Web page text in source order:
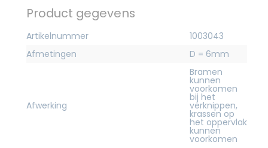
Product gegevens
Artikelnummer
1003043
Afmetingen
D = 6mm
Afwerking
Bramen
kunnen
voorkomen
bij het
verknippen,
krassen op
het oppervlak
kunnen
voorkomen